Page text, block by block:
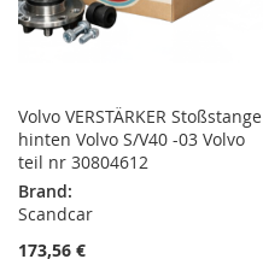
Volvo VERSTÄRKER Stoßstange
hinten Volvo S/V40 -03 Volvo
teil nr 30804612
Brand:
Scandcar
173,56 €